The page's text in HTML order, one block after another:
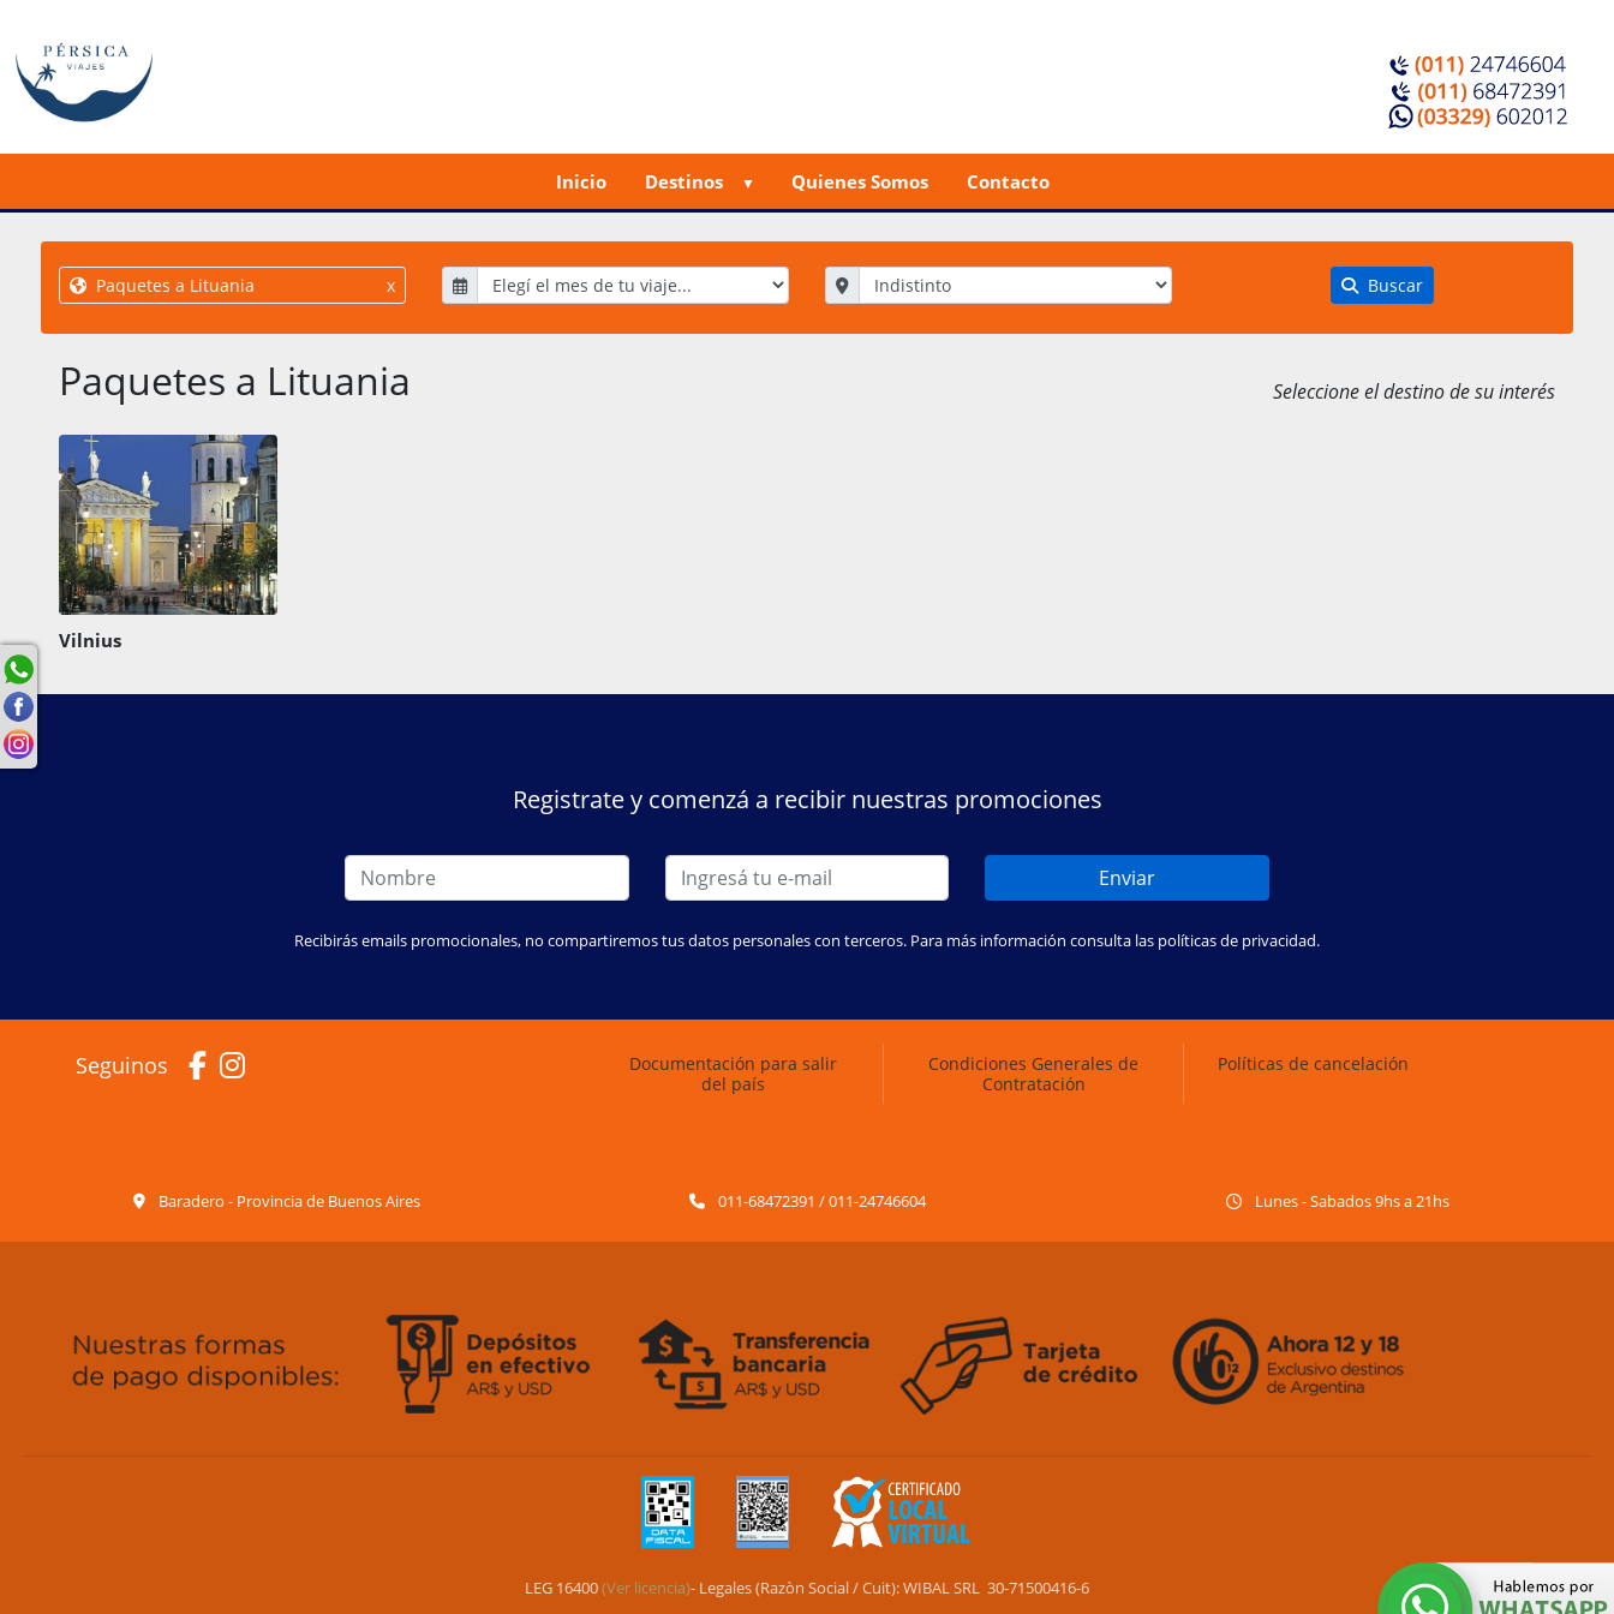
Inicio Destinos Quienes Somos Contacto
Paquetes a Lituania x Buscar
Paquetes a Lituania Seleccione el destino de su interés
Vilnius
Registrate y comenzá a recibir nuestras promociones
Enviar
Recibirás emails promocionales, no compartiremos tus datos personales con terceros. Para más información consulta las políticas de privacidad.
Seguinos
Documentación para salir
del país
Condiciones Generales de
Contratación
Políticas de cancelación
Baradero - Provincia de Buenos Aires 011-68472391 / 011-24746604 Lunes - Sabados 9hs a 21hs
LEG 16400(Ver licencia)- Legales (Razòn Social / Cuit): WIBAL SRL 30-71500416-6